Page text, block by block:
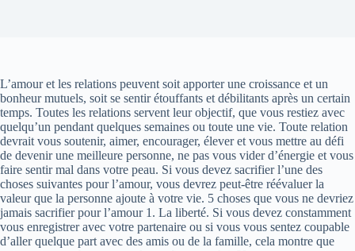
L’amour et les relations peuvent soit apporter une croissance et un
bonheur mutuels, soit se sentir étouffants et débilitants après un certain
temps. Toutes les relations servent leur objectif, que vous restiez avec
quelqu’un pendant quelques semaines ou toute une vie. Toute relation
devrait vous soutenir, aimer, encourager, élever et vous mettre au défi
de devenir une meilleure personne, ne pas vous vider d’énergie et vous
faire sentir mal dans votre peau. Si vous devez sacrifier l’une des
choses suivantes pour l’amour, vous devrez peut-être réévaluer la
valeur que la personne ajoute à votre vie. 5 choses que vous ne devriez
jamais sacrifier pour l’amour 1. La liberté. Si vous devez constamment
vous enregistrer avec votre partenaire ou si vous vous sentez coupable
d’aller quelque part avec des amis ou de la famille, cela montre que